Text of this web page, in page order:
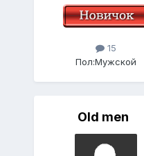
15
Пол:Мужской
Old men